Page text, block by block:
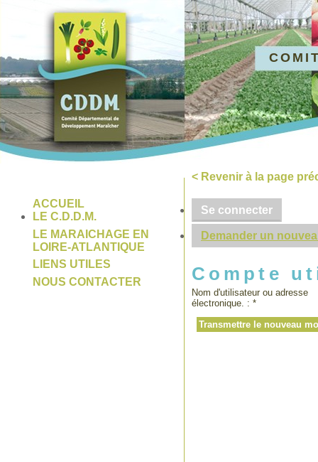
< Revenir à la page
Se connecter
Demander un
Compte
Nom d'utilisateur ou adresse
électronique. : *
ACCUEIL
LE C.D.D.M.
LE MARAICHAGE EN
LOIRE-ATLANTIQUE
LIENS UTILES
NOUS CONTACTER